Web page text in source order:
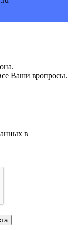
Ваши вропросы.
в